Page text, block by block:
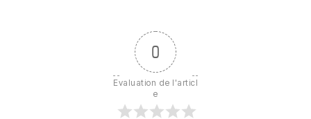
0
Evaluation de l'articl
e